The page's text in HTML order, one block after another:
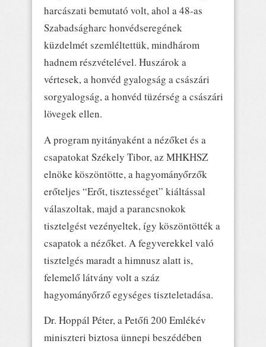
harcászati bemutató volt, ahol a 48-as
Szabadságharc honvédseregének
küzdelmét szemléltettük, mindhárom
hadnem részvételével. Huszárok a
vértesek, a honvéd gyalogság a császári
sorgyalogság, a honvéd tüzérség a császári
lövegek ellen.
A program nyitányaként a nézőket és a
csapatokat Székely Tibor, az MHKHSZ
elnöke köszöntötte, a hagyományőrzők
erőteljes “Erőt, tisztességet” kiáltással
válaszoltak, majd a parancsnokok
tisztelgést vezényeltek, így köszöntötték a
csapatok a nézőket. A fegyverekkel való
tisztelgés maradt a himnusz alatt is,
felemelő látvány volt a száz
hagyományőrző egységes tiszteletadása.
Dr. Hoppál Péter, a Petőfi 200 Emlékév
miniszteri biztosa ünnepi beszédében